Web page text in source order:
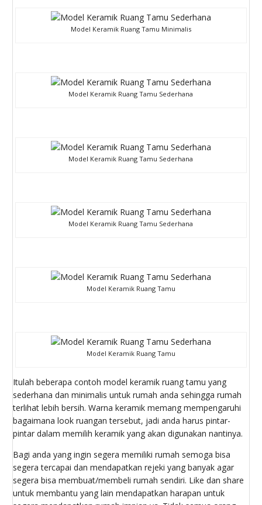
Model Keramik Ruang Tamu Minimalis
Model Keramik Ruang Tamu Sederhana
Model Keramik Ruang Tamu Sederhana
Model Keramik Ruang Tamu Sederhana
Model Keramik Ruang Tamu
Model Keramik Ruang Tamu
Itulah beberapa contoh model keramik ruang tamu yang
sederhana dan minimalis untuk rumah anda sehingga rumah
terlihat lebih bersih. Warna keramik memang mempengaruhi
bagaimana look ruangan tersebut, jadi anda harus pintar-
pintar dalam memilih keramik yang akan digunakan nantinya.
Bagi anda yang ingin segera memiliki rumah semoga bisa
segera tercapai dan mendapatkan rejeki yang banyak agar
segera bisa membuat/membeli rumah sendiri. Like dan share
untuk membantu yang lain mendapatkan harapan untuk